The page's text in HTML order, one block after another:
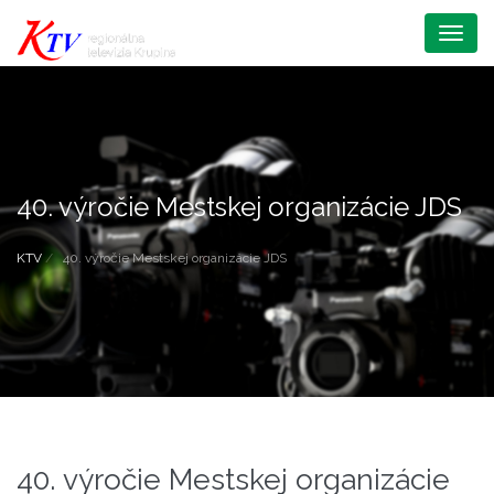
Menu
40. výročie Mestskej organizácie JDS
KTV 40. výročie Mestskej organizácie JDS
40. výročie Mestskej organizácie